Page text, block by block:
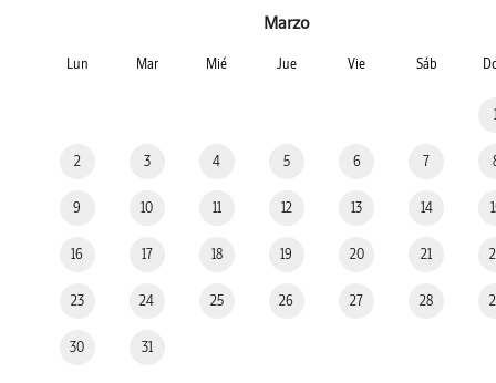
Marzo
Lun Mar Mié Jue Vie Sáb
2 3 4 5 6 7
9 10 11 12 13 14
16 17 18 19 20 21
23 24 25 26 27 28
30 31